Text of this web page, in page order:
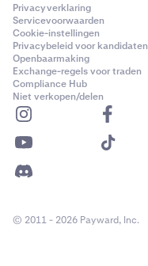
Privacyverklaring
Servicevoorwaarden
Cookie-instellingen
Privacybeleid voor kandidaten
Openbaarmaking
Exchange-regels voor traden
Compliance Hub
Niet verkopen/delen
© 2011 - 2026 Payward, Inc.